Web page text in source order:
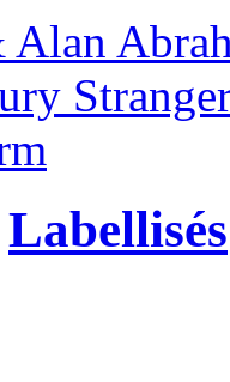
Alan
Labellisés